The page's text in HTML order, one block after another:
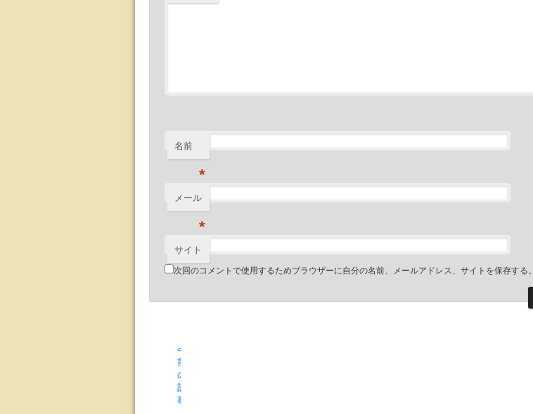
名前
*
メール
*
サイト
次回のコメントで使用するためブラウザーに自分の名前、メールアドレス、サイトを保存する。
<
前
の
記
事